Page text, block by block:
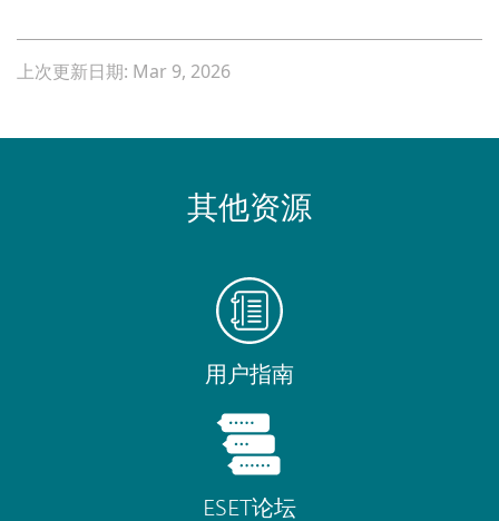
上次更新日期: Mar 9, 2026
其他资源
用户指南
ESET论坛